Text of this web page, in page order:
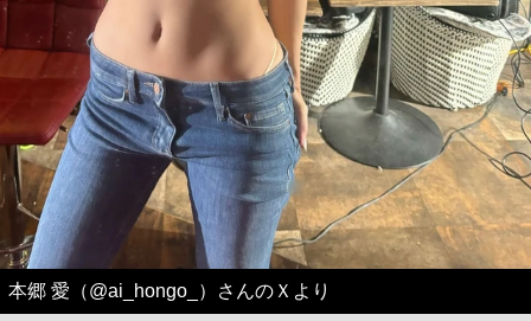
本郷 愛（@ai_hongo_）さんのＸより